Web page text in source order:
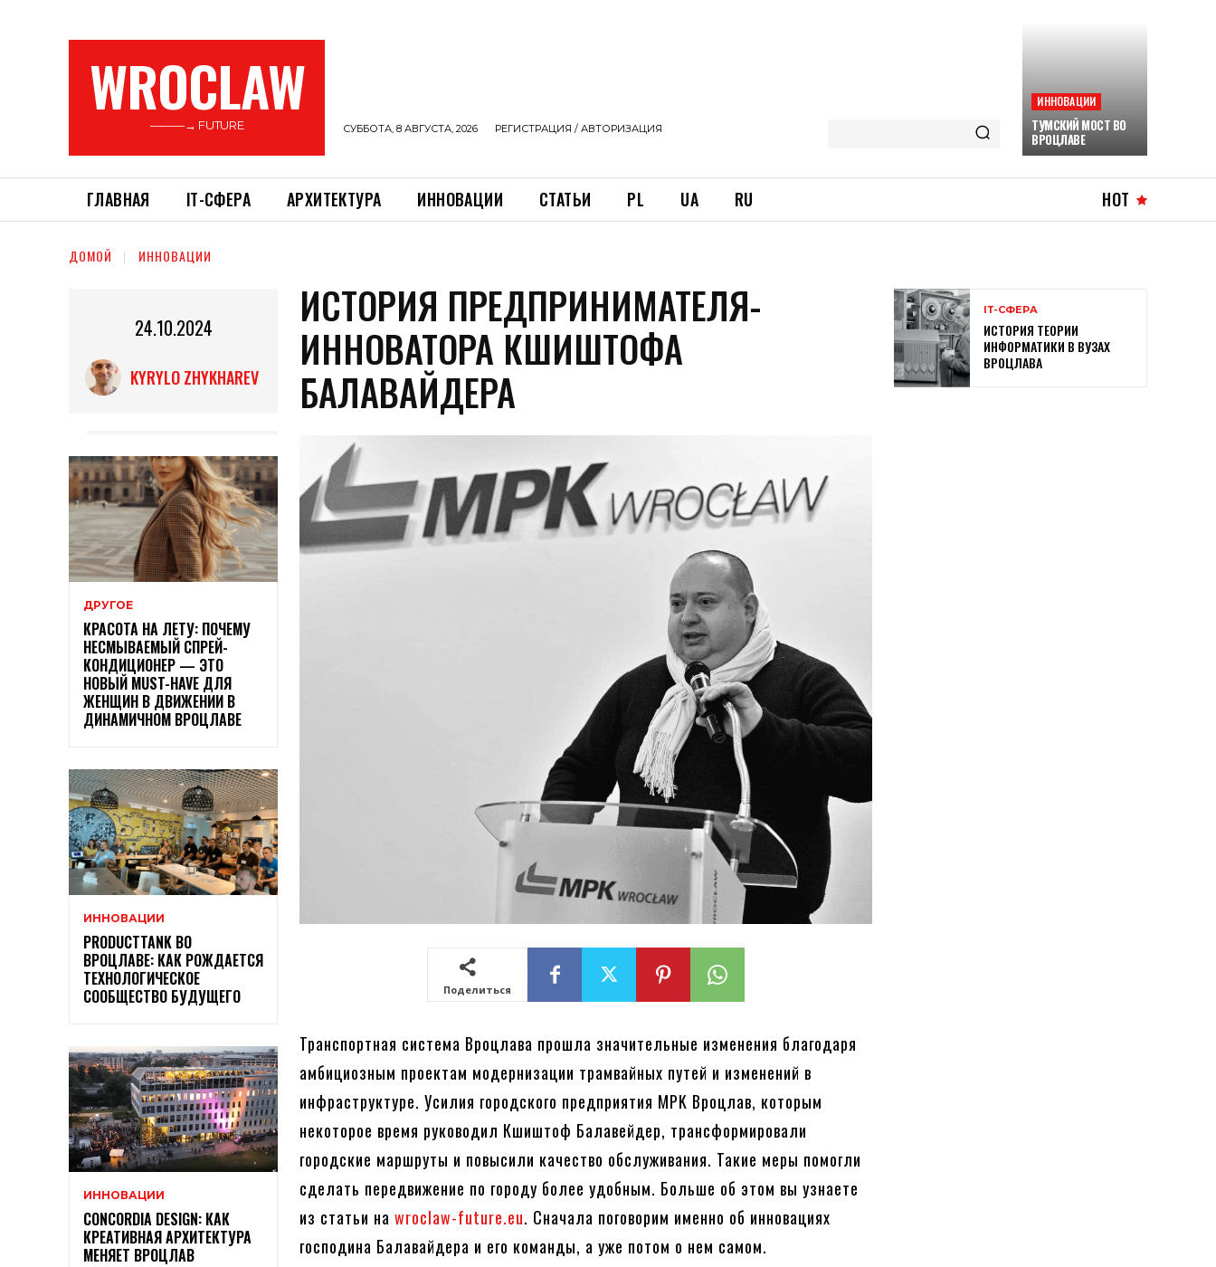
WROCLAW
———→ FUTURE СУББОТА, 8 АВГУСТА, 2026 РЕГИСТРАЦИЯ / АВТОРИЗАЦИЯ
ИННОВАЦИИ
ТУМСКИЙ МОСТ ВО
ВРОЦЛАВЕ
ГЛАВНАЯ ІТ-СФЕРА АРХИТЕКТУРА ИННОВАЦИИ СТАТЬИ PL UA RU HOT
ДОМОЙ ИННОВАЦИИ
24.10.2024
KYRYLO ZHYKHAREV
ДРУГОЕ
КРАСОТА НА ЛЕТУ: ПОЧЕМУ
НЕСМЫВАЕМЫЙ СПРЕЙ-
КОНДИЦИОНЕР — ЭТО
НОВЫЙ MUST-HAVE ДЛЯ
ЖЕНЩИН В ДВИЖЕНИИ В
ДИНАМИЧНОМ ВРОЦЛАВЕ
ИННОВАЦИИ
PRODUCTTANK ВО
ВРОЦЛАВЕ: КАК РОЖДАЕТСЯ
ТЕХНОЛОГИЧЕСКОЕ
СООБЩЕСТВО БУДУЩЕГО
ИННОВАЦИИ
CONCORDIA DESIGN: КАК
КРЕАТИВНАЯ АРХИТЕКТУРА
МЕНЯЕТ ВРОЦЛАВ
ИСТОРИЯ ПРЕДПРИНИМАТЕЛЯ-
ИННОВАТОРА КШИШТОФА
БАЛАВАЙДЕРА
Поделиться
Транспортная система Вроцлава прошла значительные изменения благодаря
амбициозным проектам модернизации трамвайных путей и изменений в
инфраструктуре. Усилия городского предприятия MPK Вроцлав, которым
некоторое время руководил Кшиштоф Балавейдер, трансформировали
городские маршруты и повысили качество обслуживания. Такие меры помогли
сделать передвижение по городу более удобным. Больше об этом вы узнаете
из статьи наwroclaw-future.eu. Сначала поговорим именно об инновациях
господина Балавайдера и его команды, а уже потом о нем самом.
ІТ-СФЕРА
ИСТОРИЯ ТЕОРИИ
ИНФОРМАТИКИ В ВУЗАХ
ВРОЦЛАВА